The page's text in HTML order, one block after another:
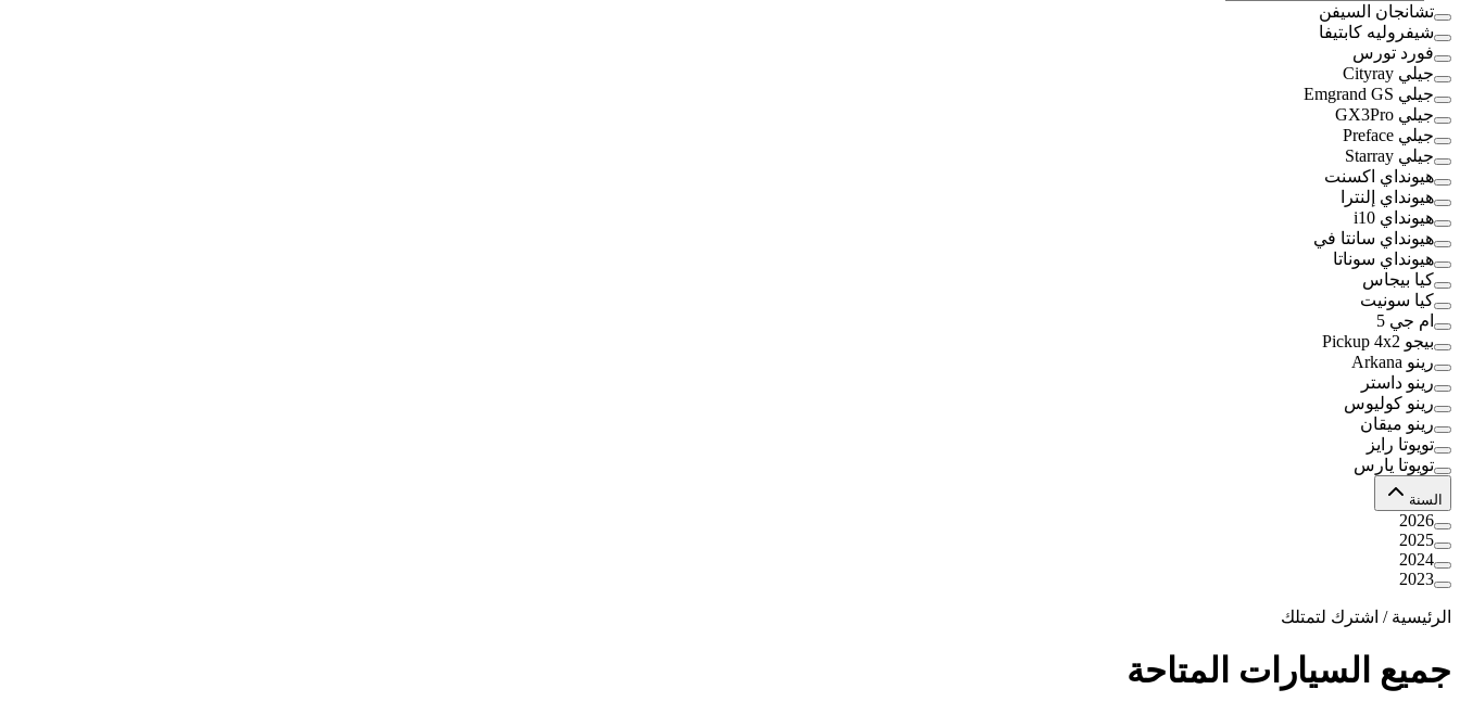
تشانجان السيفن
شيفروليه كابتيفا
فورد تورس
جيلي Cityray
جيلي Emgrand GS
جيلي GX3Pro
جيلي Preface
جيلي Starray
هيونداي اكسنت
هيونداي إلنترا
هيونداي i10
هيونداي سانتا في
هيونداي سوناتا
كيا بيجاس
كيا سونيت
ام جي 5
بيجو Pickup 4x2
رينو Arkana
رينو داستر
رينو كوليوس
رينو ميقان
تويوتا رايز
تويوتا يارس
السنة
2026
2025
2024
2023
الرئيسية / اشترك لتمتلك
جميع السيارات المتاحة